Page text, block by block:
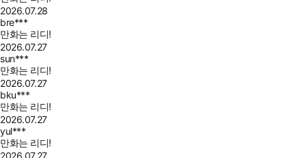
2026.07.28
bre***
만화는 리디!
2026.07.27
sun***
만화는 리디!
2026.07.27
bku***
만화는 리디!
2026.07.27
yul***
만화는 리디!